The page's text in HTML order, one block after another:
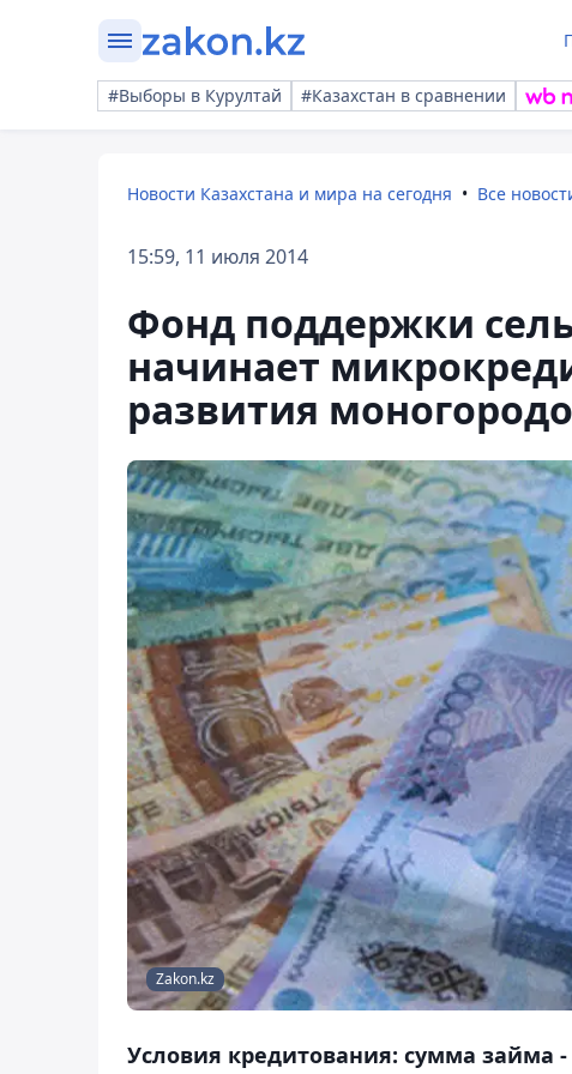
#Выборы в Курултай #Казахстан в сравнении
Новости Казахстана и мира на сегодня Все
15:59, 11 июля 2014
Фонд поддержки
начинает
развития
Zakon.kz
Условия кредитования: сумма займа